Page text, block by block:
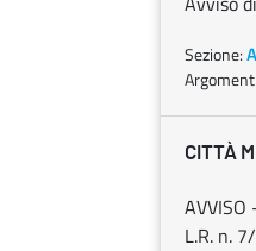
Sezione:
CITTÀ
L.R. n.